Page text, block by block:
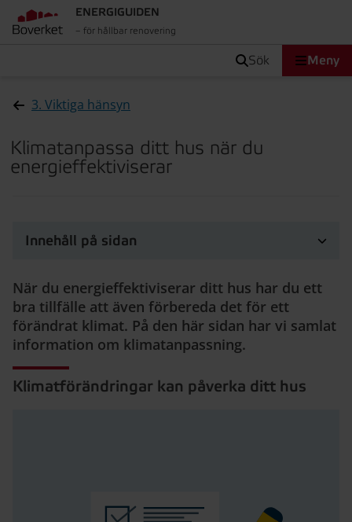
ENERGIGUIDEN
– för hållbar renovering
sök Meny
3. Viktiga hänsyn
Klimatanpassa ditt hus när du
energieffektiviserar
Innehåll på sidan
När du energieffektiviserar ditt hus har du ett
bra tillfälle att även förbereda det för ett
förändrat klimat. På den här sidan har vi samlat
information om klimatanpassning.
Klimatförändringar kan påverka ditt hus